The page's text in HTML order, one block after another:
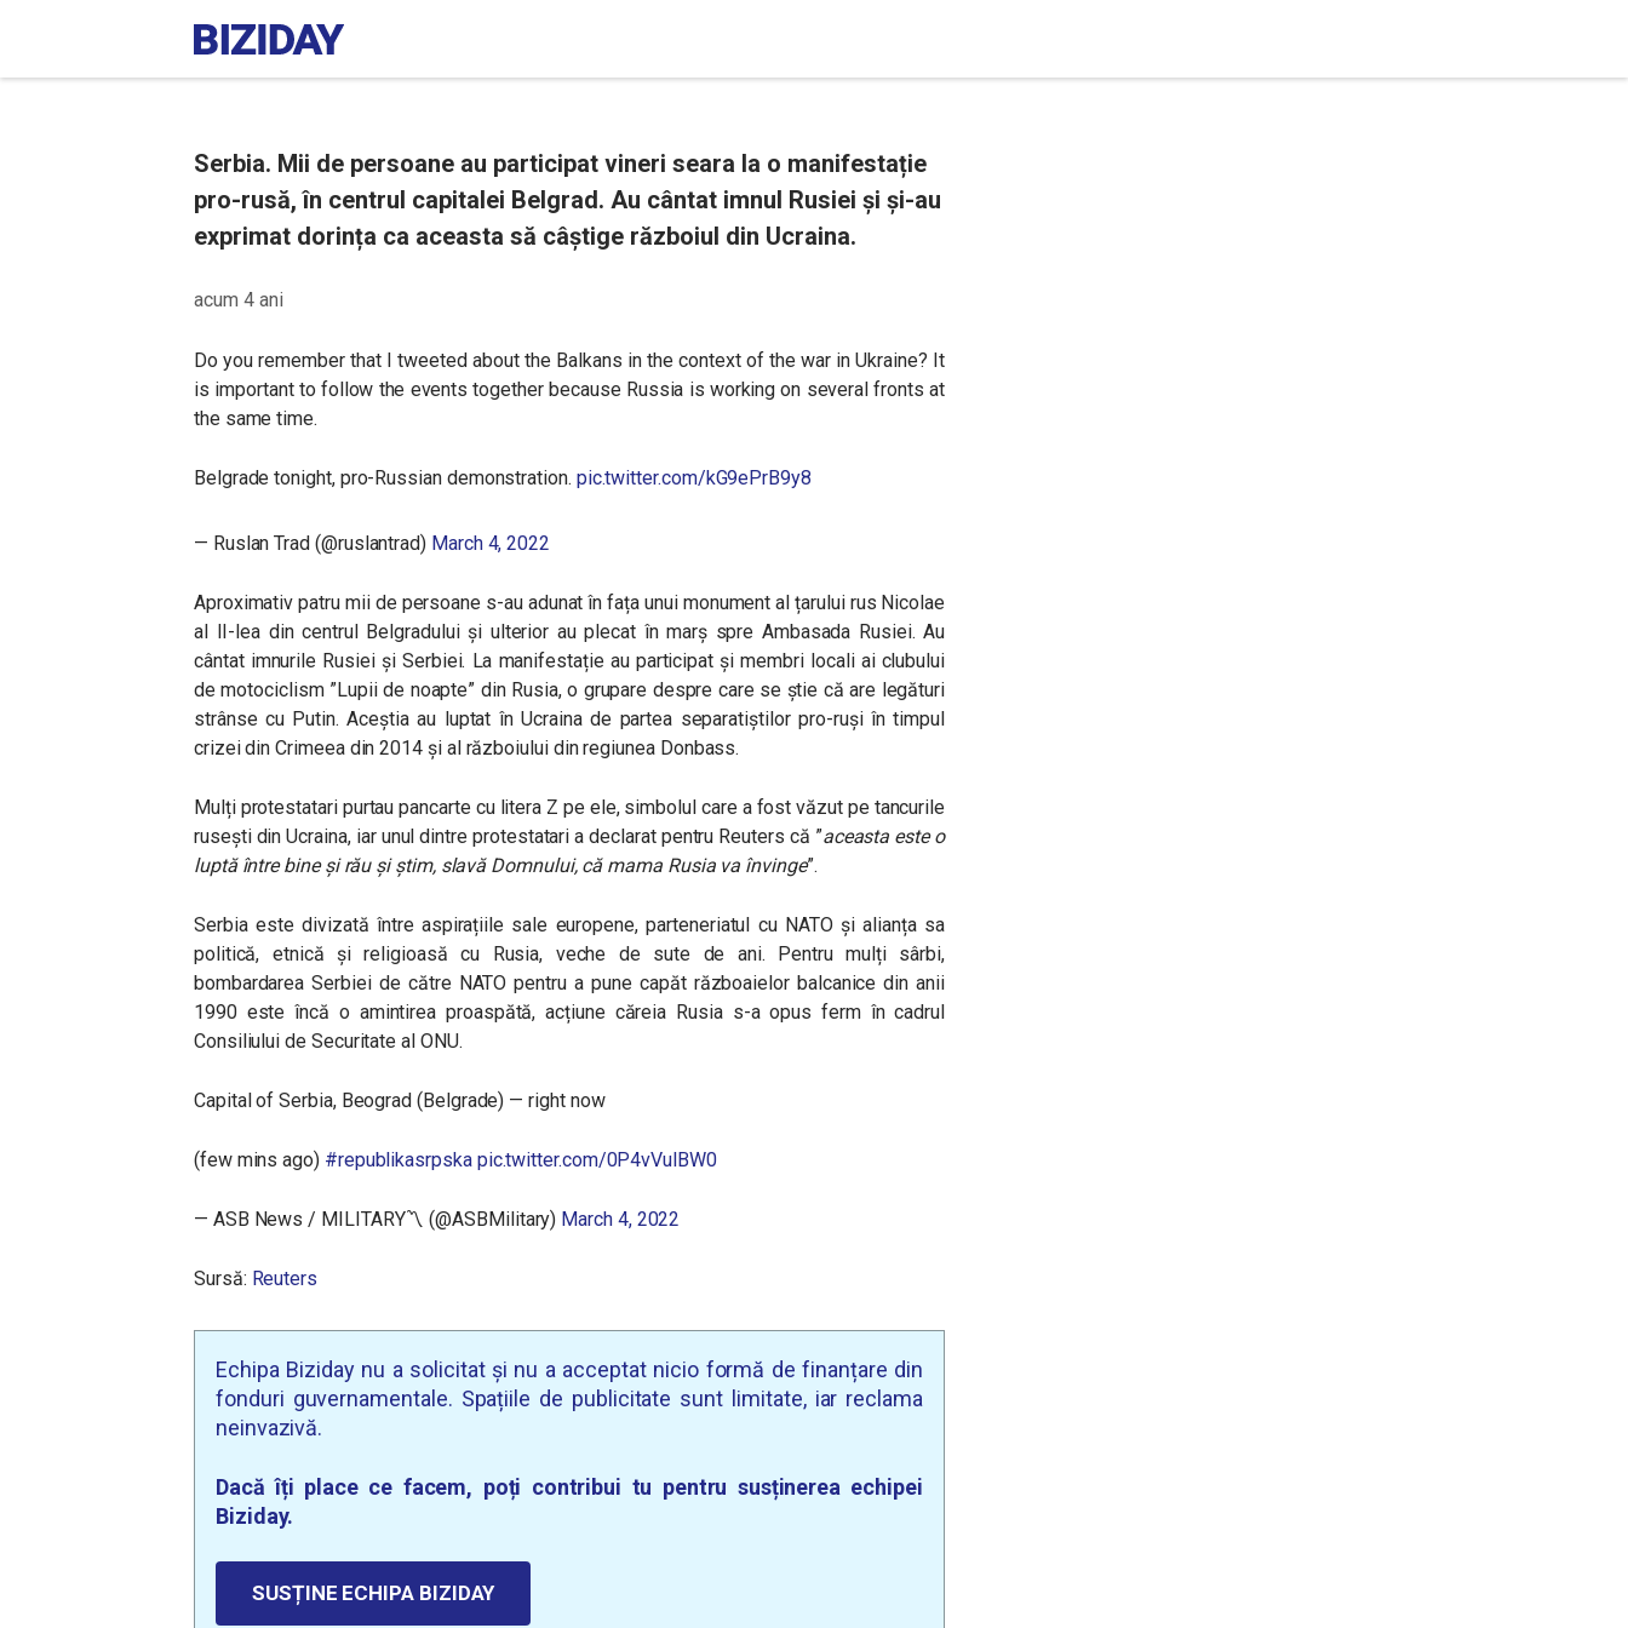
Serbia. Mii de persoane au participat vineri seara la o manifestație
pro-rusă, în centrul capitalei Belgrad. Au cântat imnul Rusiei și și-au
exprimat dorința ca aceasta să câștige războiul din Ucraina.
acum 4 ani
Do you remember that I tweeted about the Balkans in the context of the war in Ukraine? It
is important to follow the events together because Russia is working on several fronts at
the same time.
Belgrade tonight, pro-Russian demonstration. pic.twitter.com/kG9ePrB9y8
— Ruslan Trad (@ruslantrad) March 4, 2022
Aproximativ patru mii de persoane s-au adunat în fața unui monument al țarului rus Nicolae
al II-lea din centrul Belgradului și ulterior au plecat în marș spre Ambasada Rusiei. Au
cântat imnurile Rusiei și Serbiei. La manifestație au participat și membri locali ai clubului
de motociclism ”Lupii de noapte” din Rusia, o grupare despre care se știe că are legături
strânse cu Putin. Aceștia au luptat în Ucraina de partea separatiștilor pro-ruși în timpul
crizei din Crimeea din 2014 și al războiului din regiunea Donbass.
Mulți protestatari purtau pancarte cu litera Z pe ele, simbolul care a fost văzut pe tancurile
rusești din Ucraina, iar unul dintre protestatari a declarat pentru Reuters că ”aceasta este o
luptă între bine și rău și știm, slavă Domnului, că mama Rusia va învinge”.
Serbia este divizată între aspirațiile sale europene, parteneriatul cu NATO și alianța sa
politică, etnică și religioasă cu Rusia, veche de sute de ani. Pentru mulți sârbi,
bombardarea Serbiei de către NATO pentru a pune capăt războaielor balcanice din anii
1990 este încă o amintirea proaspătă, acțiune căreia Rusia s-a opus ferm în cadrul
Consiliului de Securitate al ONU.
Capital of Serbia, Beograd (Belgrade) — right now
(few mins ago) #republikasrpska pic.twitter.com/0P4vVulBW0
— ASB News / MILITARY〽️ (@ASBMilitary) March 4, 2022
Sursă: Reuters
Echipa Biziday nu a solicitat și nu a acceptat nicio formă de finanțare din
fonduri guvernamentale. Spațiile de publicitate sunt limitate, iar reclama
neinvazivă.
Dacă îți place ce facem, poți contribui tu pentru susținerea echipei
Biziday.
SUSȚINE ECHIPA BIZIDAY